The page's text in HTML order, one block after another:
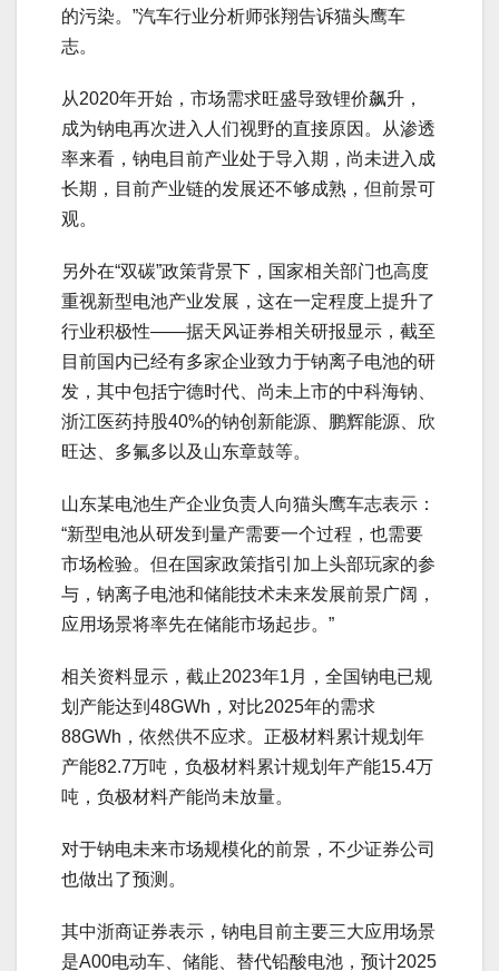
的污染。”汽车行业分析师张翔告诉猫头鹰车
志。
从2020年开始，市场需求旺盛导致锂价飙升，
成为钠电再次进入人们视野的直接原因。从渗透
率来看，钠电目前产业处于导入期，尚未进入成
长期，目前产业链的发展还不够成熟，但前景可
观。
另外在“双碳”政策背景下，国家相关部门也高度
重视新型电池产业发展，这在一定程度上提升了
行业积极性——据天风证券相关研报显示，截至
目前国内已经有多家企业致力于钠离子电池的研
发，其中包括宁德时代、尚未上市的中科海钠、
浙江医药持股40%的钠创新能源、鹏辉能源、欣
旺达、多氟多以及山东章鼓等。
山东某电池生产企业负责人向猫头鹰车志表示：
“新型电池从研发到量产需要一个过程，也需要
市场检验。但在国家政策指引加上头部玩家的参
与，钠离子电池和储能技术未来发展前景广阔，
应用场景将率先在储能市场起步。”
相关资料显示，截止2023年1月，全国钠电已规
划产能达到48GWh，对比2025年的需求
88GWh，依然供不应求。正极材料累计规划年
产能82.7万吨，负极材料累计规划年产能15.4万
吨，负极材料产能尚未放量。
对于钠电未来市场规模化的前景，不少证券公司
也做出了预测。
其中浙商证券表示，钠电目前主要三大应用场景
是A00电动车、储能、替代铅酸电池，预计2025